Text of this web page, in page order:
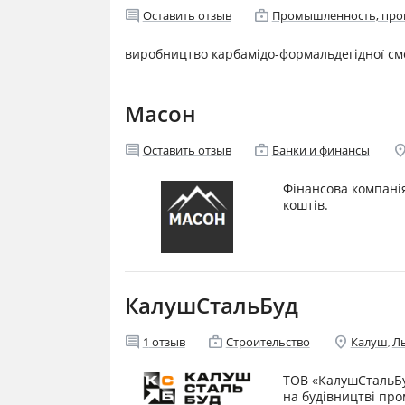
comment Оставить отзыв enterprise Промышленность,
виробництво карбамідо-формальдегідної
Масон
comment Оставить отзыв enterprise Банки и финансы
Фінансова
коштів.
КалушСтальБуд
comment 1 отзыв enterprise Строительство location_on Калуш
ТОВ
на будівництві